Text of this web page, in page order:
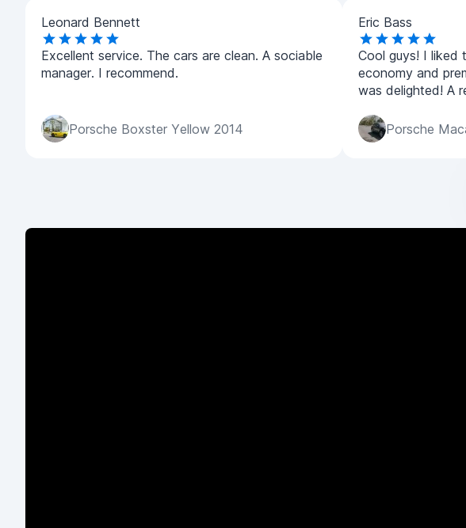
Leonard Bennett
Excellent service. The cars are clean. A sociable
manager. I recommend.
Porsche Boxster Yellow 2014
Eric Bass
Cool guys! I liked
economy and
was delighted! A
Porsche